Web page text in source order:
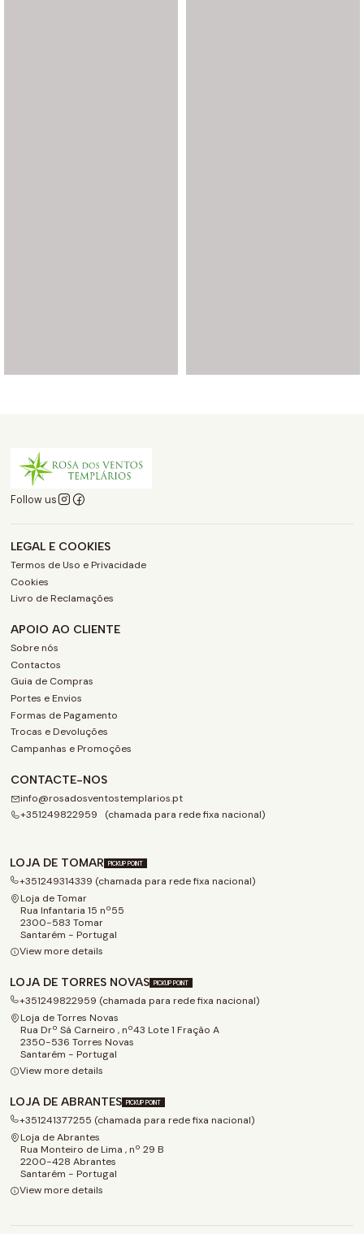
Follow us
LEGAL E COOKIES
Termos de Uso e Privacidade
Cookies
Livro de Reclamações
APOIO AO CLIENTE
Sobre nós
Contactos
Guia de Compras
Portes e Envios
Formas de Pagamento
Trocas e Devoluções
Campanhas e Promoções
CONTACTE-NOS
info@rosadosventostemplarios.pt
+351249822959 (chamada para rede fixa nacional)
LOJA DE TOMAR PICKUP POINT
+351249314339 (chamada para rede fixa nacional)
Loja de Tomar
Rua Infantaria 15 nº55
2300-583 Tomar
Santarém - Portugal
View more details
LOJA DE TORRES NOVAS PICKUP POINT
+351249822959 (chamada para rede fixa nacional)
Loja de Torres Novas
Rua Drº Sá Carneiro , nº43 Lote 1 Fração A
2350-536 Torres Novas
Santarém - Portugal
View more details
LOJA DE ABRANTES PICKUP POINT
+351241377255 (chamada para rede fixa nacional)
Loja de Abrantes
Rua Monteiro de Lima , nº 29 B
2200-428 Abrantes
Santarém - Portugal
View more details